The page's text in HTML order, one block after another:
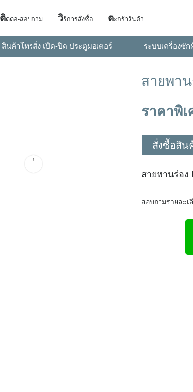
ติดต่อ-สอบถาม วิธีการสั่งซื้อ ตะกร้าสินค้า
สินค้าโทรสั่ง เปืด-ปิด ประตูมอเตอร์ ระบบเครื่องซั
สายพาน
ราคาพิ
สั่งซื้อสิน
สายพานร่อง
สอบถามรายละเ